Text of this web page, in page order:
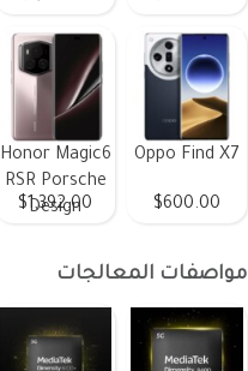
Oppo Find X7
$600.00
Honor Magic6
RSR Porsche
Design
$1,392.00
مواصفات المعالجات